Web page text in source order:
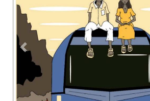
Contacto Directorio Aviso